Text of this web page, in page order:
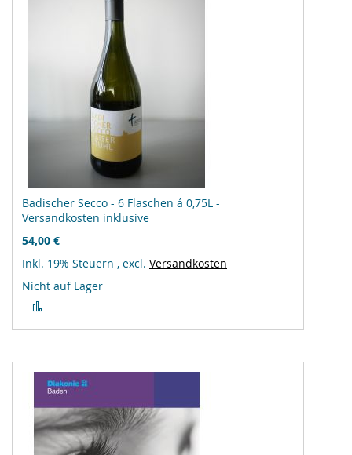
Badischer Secco - 6 Flaschen á 0,75L -
Versandkosten inklusive
54,00 €
Inkl. 19% Steuern , excl. Versandkosten
Nicht auf Lager
hinzufügen